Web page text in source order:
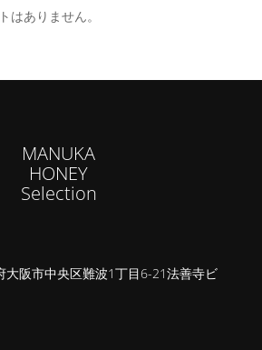
はありません。
MANUKA
HONEY
Selection
大阪市中央区難波1丁目6-21法善寺ビ